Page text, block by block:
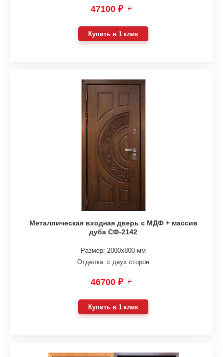
47100 ₽ ₽
Купить в 1 клик
Металлическая входная дверь с МДФ + массив
дуба СФ-2142
Размер: 2000х800 мм
Отделка: с двух сторон
46700 ₽ ₽
Купить в 1 клик